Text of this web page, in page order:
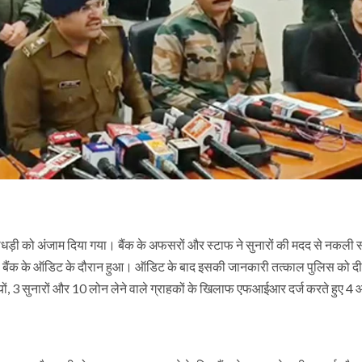
को अंजाम दिया गया। बैंक के अफसरों और स्टाफ ने सुनारों की मदद से नकली
के ऑडिट के दौरान हुआ। ऑडिट के बाद इसकी जानकारी तत्काल पुलिस को
3 सुनारों और 10 लोन लेने वाले ग्राहकों के खिलाफ एफआईआर दर्ज करते हुए 4